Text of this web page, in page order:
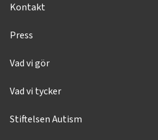
Kontakt
Press
Vad vi gör
Vad vi tycker
Stiftelsen Autism